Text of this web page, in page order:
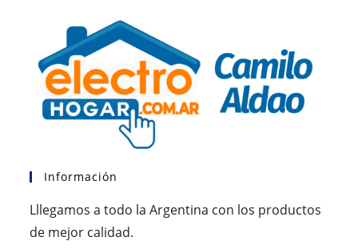
Información
Lllegamos a todo la Argentina con los productos
de mejor calidad.